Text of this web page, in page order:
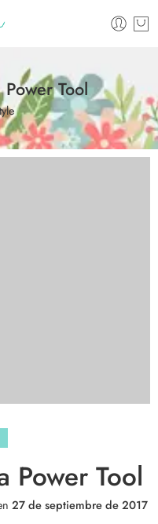
Tool
Power Tool
27 de septiembre de 2017